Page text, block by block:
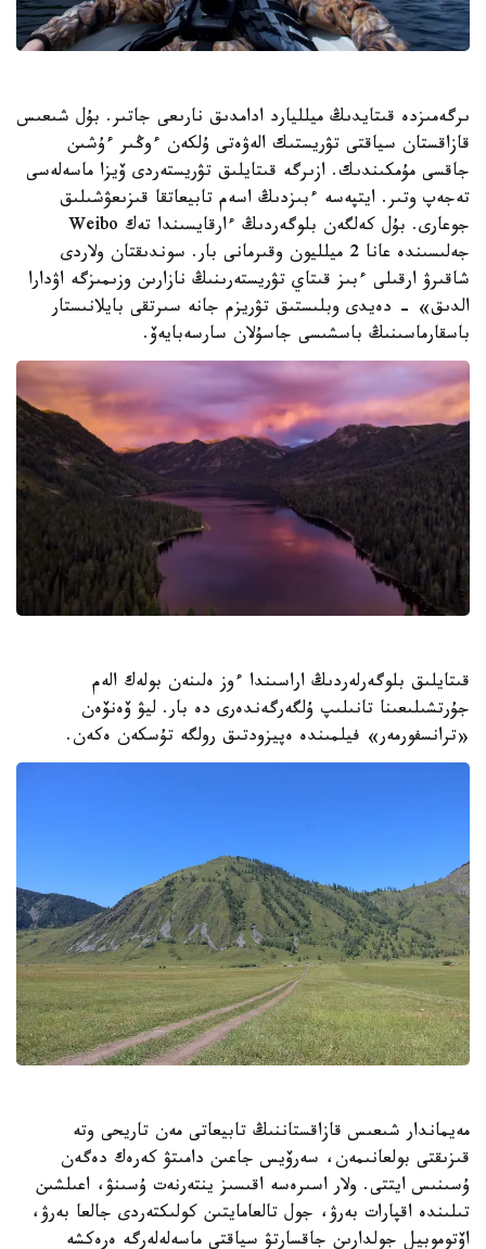
ىرگەمىزدە قىتايدىڭ ميلليارد ادامدىق نارىعى جاتىر. بۇل شىعىس
قازاقستان سياقتى تۋريستىك الەۋەتى ۇلكەن ءوڭىر ءۇشىن
جاقسى مۇمكىندىك. ازىرگە قىتايلىق تۋريستەردى ۆيزا ماسەلەسى
تەجەپ وتىر. ايتپەسە ءبىزدىڭ اسەم تابيعاتقا قىزىعۋشىلىق
جوعارى. بۇل كەلگەن بلوگەردىڭ ءارقايسىندا تەك Weibo
جەلىسىندە عانا 2 ميلليون وقىرمانى بار. سوندىقتان ولاردى
شاقىرۋ ارقىلى ءبىز قىتاي تۋريستەرىنىڭ نازارىن وزىمىزگە اۋدارا
الدىق» - دەيدى وبلىستىق تۋريزم جانە سىرتقى بايلانىستار
باسقارماسىنىڭ باسشىسى جاسۇلان سارسەبايەۆ.
قىتايلىق بلوگەرلەردىڭ اراسىندا ءوز ەلىنەن بولەك الەم
جۇرتشىلىعىنا تانىلىپ ۇلگەرگەندەرى دە بار. ليۋ ۆەنۆەن
«ترانسفورمەر» فيلمىندە ەپيزودتىق رولگە تۇسكەن ەكەن.
مەيماندار شىعىس قازاقستاننىڭ تابيعاتى مەن تاريحى وتە
قىزىقتى بولعانىمەن، سەرۆيس جاعىن دامىتۋ كەرەك دەگەن
ۇسىنىس ايتتى. ولار اسىرەسە اقىسىز ينتەرنەت ۇسىنۋ، اعىلشىن
تىلىندە اقپارات بەرۋ، جول تالعامايتىن كولىكتەردى جالعا بەرۋ،
اۆتوموبيل جولدارىن جاقسارتۋ سياقتى ماسەلەلەرگە ەرەكشە